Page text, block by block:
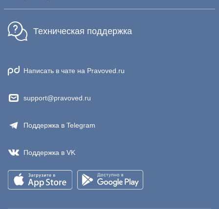
Техническая поддержка
Написать в чате на Pravoved.ru
support@pravoved.ru
Поддержка в Telegram
Поддержка в VK